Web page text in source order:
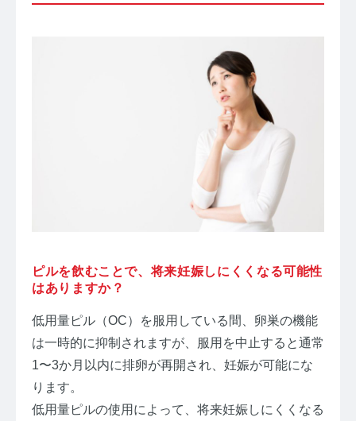
ピルを飲むことで、将来妊娠しにくくなる可能性
はありますか？
低用量ピル（OC）を服用している間、卵巣の機能
は一時的に抑制されますが、服用を中止すると通常
1〜3か月以内に排卵が再開され、妊娠が可能にな
ります。
低用量ピルの使用によって、将来妊娠しにくくなる